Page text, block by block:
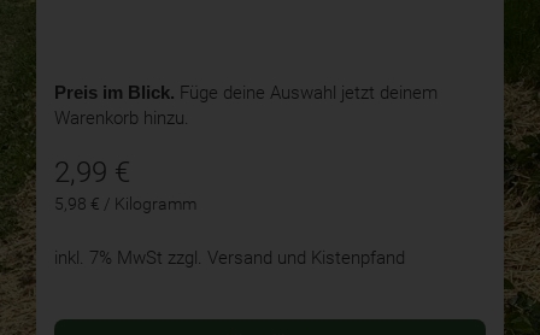
Preis im Blick. Füge deine Auswahl jetzt deinem
Warenkorb hinzu.
2,99 €
5,98 € / Kilogramm
inkl. 7% MwSt zzgl. Versand und Kistenpfand